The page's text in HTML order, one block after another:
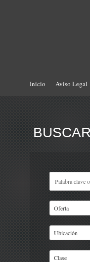
Inicio Aviso Legal